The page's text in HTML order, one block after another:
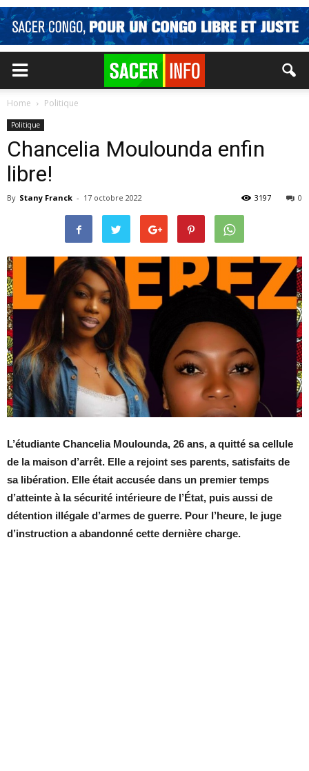
Home Politique
Politique
Chancelia Moulounda enfin
libre!
By Stany Franck - 17 octobre 2022 0
3197
L’étudiante Chancelia Moulounda, 26 ans, a quitté sa cellule
de la maison d’arrêt. Elle a rejoint ses parents, satisfaits de
sa libération. Elle était accusée dans un premier temps
d’atteinte à la sécurité intérieure de l’État, puis aussi de
détention illégale d’armes de guerre. Pour l’heure, le juge
d’instruction a abandonné cette dernière charge.